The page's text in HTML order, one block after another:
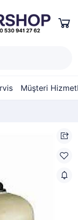
Müşteri